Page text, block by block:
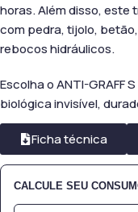
horas. Além disso,
com pedra, tijolo,
rebocos hidráulicos.
Escolha o ANTI-GRAFF
biológica invisível,
Ficha técnica
CALCULE SEU